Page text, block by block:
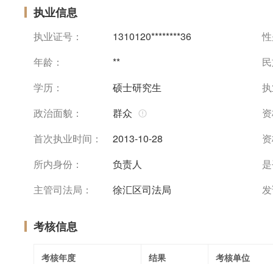
执业信息
执业证号： 1310120********36
年龄：
**
学历：
硕士研究生
政治面貌：
群众
首次执业时间：
2013-10-28
所内身份：
负责人
主管司法局：
徐汇区司法局
考核信息
考核年度 结果 考核单位